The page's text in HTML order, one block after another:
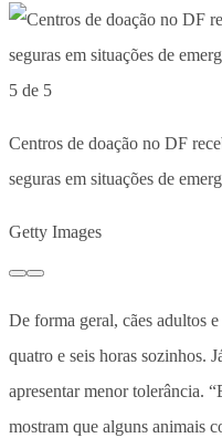
5 de 5
Centros de doação no DF
seguras em situações de
Getty Images
De forma geral, cães adultos
quatro e seis horas sozinhos.
apresentar menor tolerância.
mostram que alguns animais